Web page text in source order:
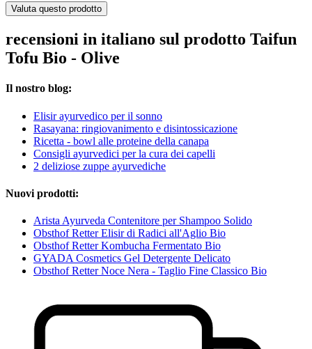
Valuta questo prodotto
recensioni in italiano sul prodotto Taifun
Tofu Bio - Olive
Il nostro blog:
Elisir ayurvedico per il sonno
Rasayana: ringiovanimento e disintossicazione
Ricetta - bowl alle proteine della canapa
Consigli ayurvedici per la cura dei capelli
2 deliziose zuppe ayurvediche
Nuovi prodotti:
Arista Ayurveda Contenitore per Shampoo Solido
Obsthof Retter Elisir di Radici all'Aglio Bio
Obsthof Retter Kombucha Fermentato Bio
GYADA Cosmetics Gel Detergente Delicato
Obsthof Retter Noce Nera - Taglio Fine Classico Bio